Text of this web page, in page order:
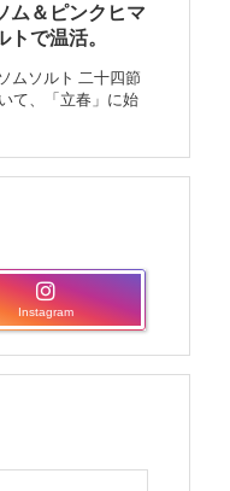
ム＆ピンクヒマ
で温活。
ムソルト 二十四節
て、「立春」に始
Instagram